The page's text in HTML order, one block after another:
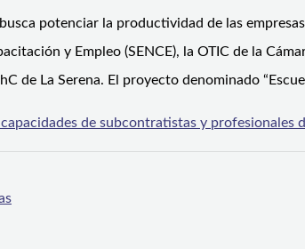
potenciar la productividad de las
y Empleo (SENCE), la OTIC de la
de La Serena. El proyecto denominado
de subcontratistas y